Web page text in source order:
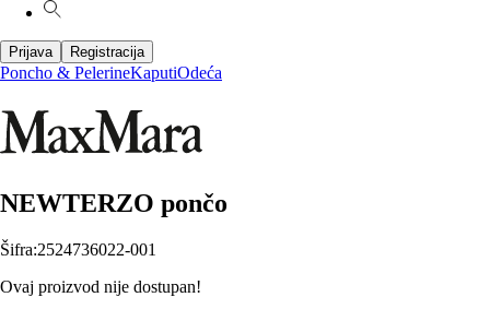
Prijava Registracija
Poncho & PelerineKaputiOdeća
NEWTERZO pončo
Šifra:2524736022-001
Ovaj proizvod nije dostupan!